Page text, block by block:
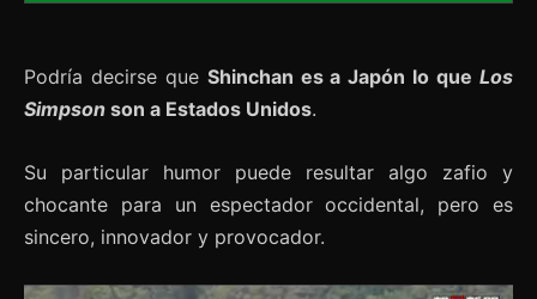
Podría decirse que Shinchan es a Japón lo queLos
Simpson son a Estados Unidos.
Su particular humor puede resultar algo zafio y
chocante para un espectador occidental, pero es
sincero, innovador y provocador.